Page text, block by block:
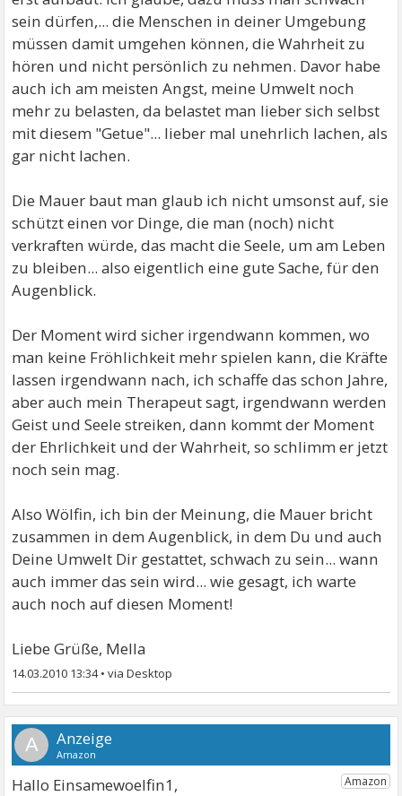
sein dürfen,... die Menschen in deiner Umgebung
müssen damit umgehen können, die Wahrheit zu
hören und nicht persönlich zu nehmen. Davor habe
auch ich am meisten Angst, meine Umwelt noch
mehr zu belasten, da belastet man lieber sich selbst
mit diesem "Getue"... lieber mal unehrlich lachen, als
gar nicht lachen.
Die Mauer baut man glaub ich nicht umsonst auf, sie
schützt einen vor Dinge, die man (noch) nicht
verkraften würde, das macht die Seele, um am Leben
zu bleiben... also eigentlich eine gute Sache, für den
Augenblick.
Der Moment wird sicher irgendwann kommen, wo
man keine Fröhlichkeit mehr spielen kann, die Kräfte
lassen irgendwann nach, ich schaffe das schon Jahre,
aber auch mein Therapeut sagt, irgendwann werden
Geist und Seele streiken, dann kommt der Moment
der Ehrlichkeit und der Wahrheit, so schlimm er jetzt
noch sein mag.
Also Wölfin, ich bin der Meinung, die Mauer bricht
zusammen in dem Augenblick, in dem Du und auch
Deine Umwelt Dir gestattet, schwach zu sein... wann
auch immer das sein wird... wie gesagt, ich warte
auch noch auf diesen Moment!
Liebe Grüße, Mella
14.03.2010 13:34•
A
Hallo Einsamewoelfin1,